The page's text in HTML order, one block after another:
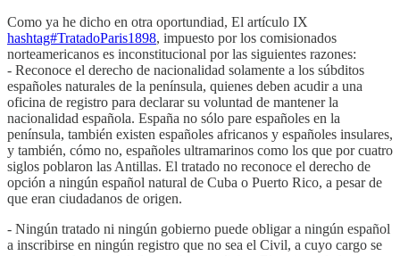
Como ya he dicho en otra oportundiad, El artículo IX
hashtag#TratadoParis1898, impuesto por los comisionados
norteamericanos es inconstitucional por las siguientes razones:
- Reconoce el derecho de nacionalidad solamente a los súbditos
españoles naturales de la península, quienes deben acudir a una
oficina de registro para declarar su voluntad de mantener la
nacionalidad española. España no sólo pare españoles en la
península, también existen españoles africanos y españoles insulares,
y también, cómo no, españoles ultramarinos como los que por cuatro
siglos poblaron las Antillas. El tratado no reconoce el derecho de
opción a ningún español natural de Cuba o Puerto Rico, a pesar de
que eran ciudadanos de origen.
- Ningún tratado ni ningún gobierno puede obligar a ningún español
a inscribirse en ningún registro que no sea el Civil, a cuyo cargo se